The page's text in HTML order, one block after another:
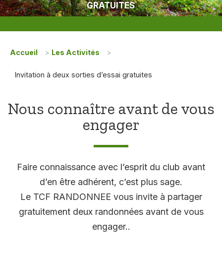
GRATUITES
Accueil > Les Activités >
Invitation à deux sorties d’essai gratuites
Nous connaître avant de vous
engager
Faire connaissance avec l’esprit du club avant
d’en être adhérent, c’est plus sage.
Le TCF RANDONNEE vous invite à partager
gratuitement deux randonnées avant de vous
engager..